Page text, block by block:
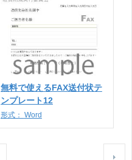
無料で使えるFAX送付状テ
ンプレート12
形式： Word